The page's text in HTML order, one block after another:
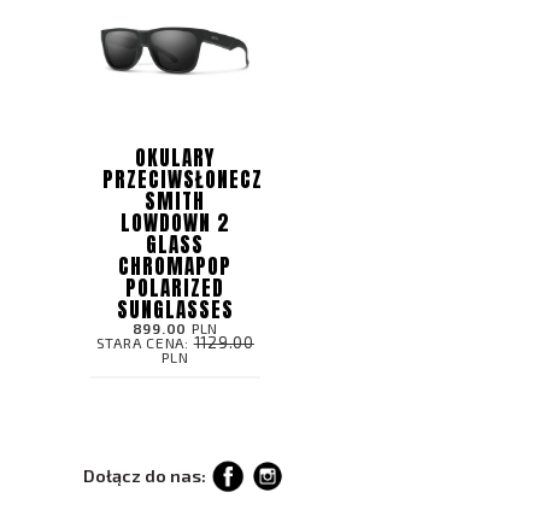
OKULARY
PRZECIWSŁONECZNE
SMITH
LOWDOWN 2
GLASS
CHROMAPOP
POLARIZED
SUNGLASSES
899.00 PLN
STARA CENA:1129.00
PLN
Dołącz do nas: